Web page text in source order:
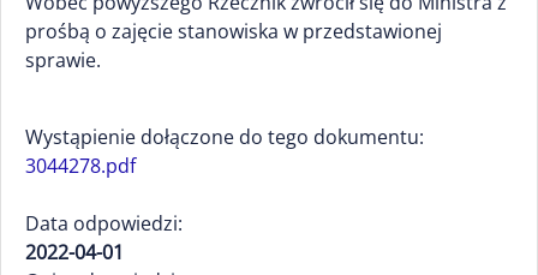
prośbą o zajęcie stanowiska w przedstawionej
sprawie.
Wystąpienie dołączone do tego dokumentu:
3044278.pdf
Data odpowiedzi:
2022-04-01